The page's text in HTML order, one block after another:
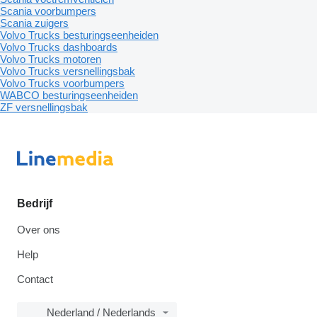
Scania voorbumpers
Scania zuigers
Volvo Trucks besturingseenheiden
Volvo Trucks dashboards
Volvo Trucks motoren
Volvo Trucks versnellingsbak
Volvo Trucks voorbumpers
WABCO besturingseenheiden
ZF versnellingsbak
Bedrijf
Over ons
Help
Contact
Nederland / Nederlands